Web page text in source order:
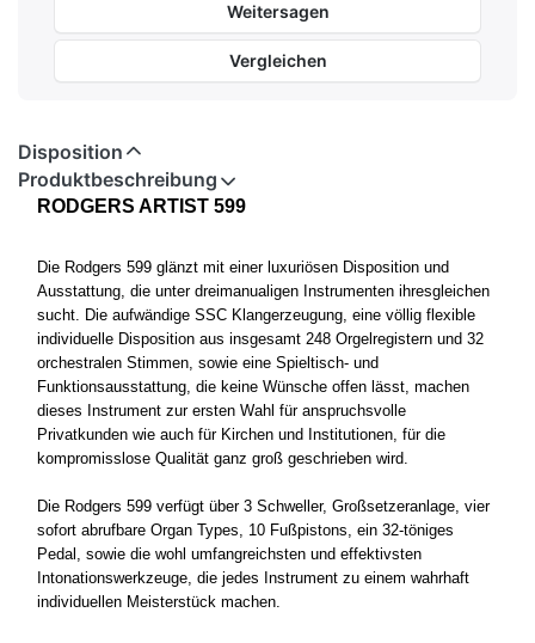
Weitersagen
Vergleichen
Disposition
Produktbeschreibung
RODGERS ARTIST 599
Die Rodgers 599 glänzt mit einer luxuriösen Disposition und
Ausstattung, die unter dreimanualigen Instrumenten ihresgleichen
sucht. Die aufwändige SSC Klangerzeugung, eine völlig flexible
individuelle Disposition aus insgesamt 248 Orgelregistern und 32
orchestralen Stimmen, sowie eine Spieltisch- und
Funktionsausstattung, die keine Wünsche offen lässt, machen
dieses Instrument zur ersten Wahl für anspruchsvolle
Privatkunden wie auch für Kirchen und Institutionen, für die
kompromisslose Qualität ganz groß geschrieben wird.
Die Rodgers 599 verfügt über 3 Schweller, Großsetzeranlage, vier
sofort abrufbare Organ Types, 10 Fußpistons, ein 32-töniges
Pedal, sowie die wohl umfangreichsten und effektivsten
Intonationswerkzeuge, die jedes Instrument zu einem wahrhaft
individuellen Meisterstück machen.